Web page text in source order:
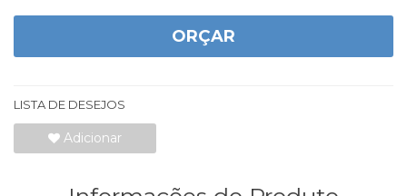
ORÇAR
LISTA DE DESEJOS
Adicionar